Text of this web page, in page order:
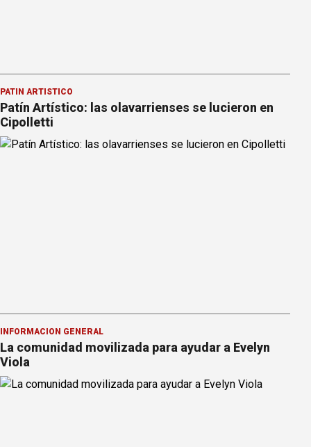
PATÍN ARTÍSTICO
Patín Artístico: las olavarrienses se lucieron en
Cipolletti
INFORMACION GENERAL
La comunidad movilizada para ayudar a Evelyn
Viola